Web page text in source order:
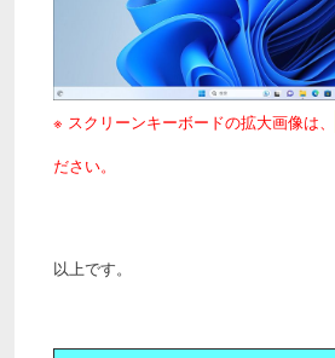
※ スクリーンキーボードの拡大画像は、
ださい。
以上です。